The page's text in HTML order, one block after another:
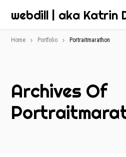
webdill | aka Katrin
Home Portfolio Portraitmarathon
Archives Of